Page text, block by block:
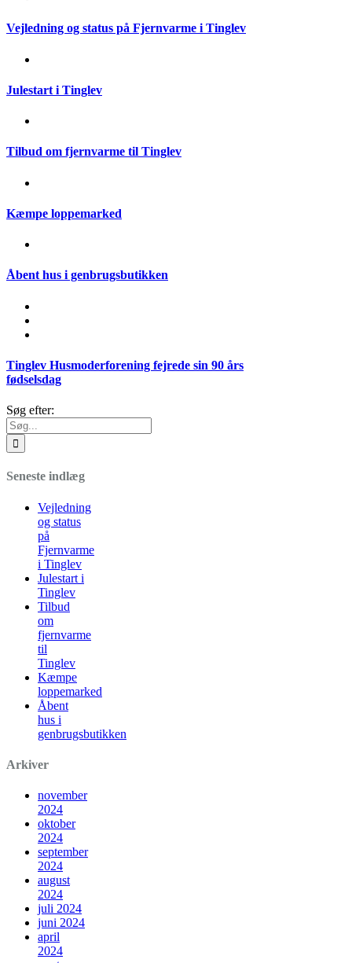
Vejledning og status på Fjernvarme i Tinglev
Julestart i Tinglev
Tilbud om fjernvarme til Tinglev
Kæmpe loppemarked
Åbent hus i genbrugsbutikken
Tinglev Husmoderforening fejrede sin 90 års
fødselsdag
Søg efter:
Seneste indlæg
Vejledning
og status
på
Fjernvarme
i Tinglev
Julestart i
Tinglev
Tilbud
om
fjernvarme
til
Tinglev
Kæmpe
loppemarked
Åbent
hus i
genbrugsbutikken
Arkiver
november
2024
oktober
2024
september
2024
august
2024
juli 2024
juni 2024
april
2024